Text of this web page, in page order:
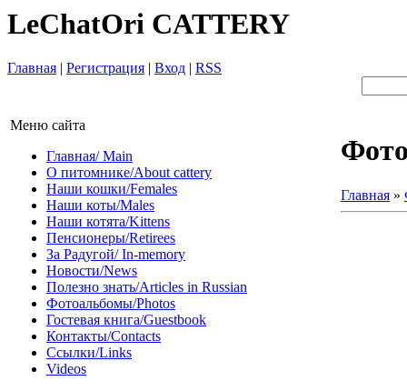
LeChatOri CATTERY
Главная | Регистрация | Вход | RSS
Меню сайта
Главная/ Main
О питомнике/About cattery
Наши кошки/Females
Наши коты/Males
Наши котята/Kittens
Пенсионеры/Retirees
За Радугой/ In-memory
Новости/News
Полезно знать/Articles in Russian
Фотоальбомы/Photos
Гостевая книга/Guestbook
Контакты/Contacts
Ссылки/Links
Videos
Главная »